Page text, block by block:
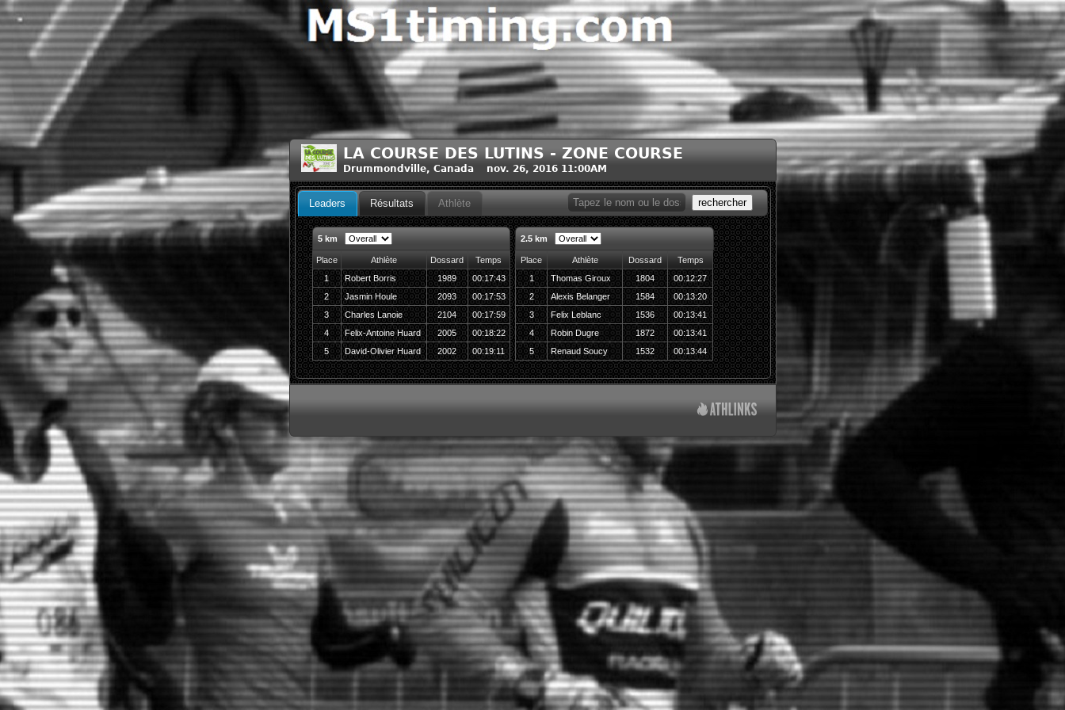
LA COURSE DES LUTINS - ZONE COURSE
Drummondville, Canada nov. 26, 2016 11:00AM
rechercher
Leaders Résultats Athlète
5 km
Place Athlète Dossard
Temps
1
Robert Borris 1989
00:17:43
2
Jasmin Houle 2093
00:17:53
3
Charles Lanoie 2104
00:17:59
4
Felix-Antoine Huard 2005
00:18:22
5
David-Olivier Huard 2002 00:19:11
2.5 km
Place Athlète Dossard
Temps
1
Thomas Giroux 1804
00:12:27
2
Alexis Belanger 1584
00:13:20
3
Felix Leblanc 1536
00:13:41
4
Robin Dugre 1872
00:13:41
5
Renaud Soucy 1532 00:13:44